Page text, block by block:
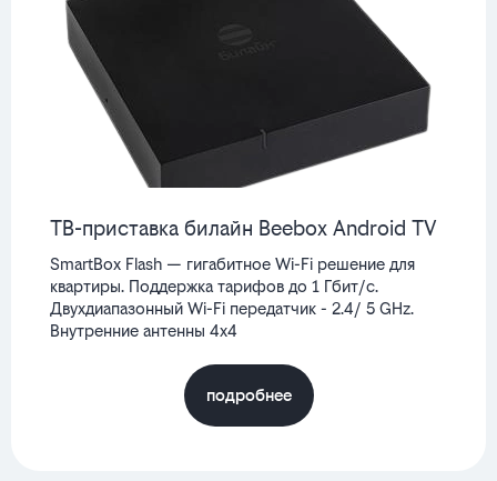
ТВ-приставка билайн Beebox Android TV
SmartBox Flash — гигабитное Wi-Fi решение для
квартиры. Поддержка тарифов до 1 Гбит/с.
Двухдиапазонный Wi-Fi передатчик - 2.4/ 5 GHz.
Внутренние антенны 4x4
подробнее